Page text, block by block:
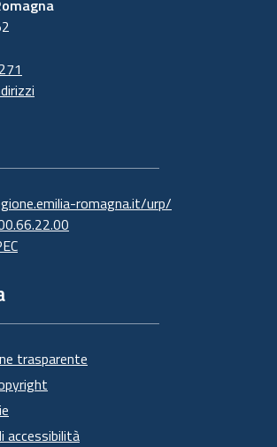
romagna.it/urp/
trasparente
accessibilità